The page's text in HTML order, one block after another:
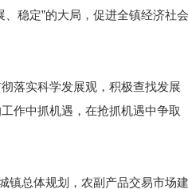
稳定”的大局，促进全镇经济社会
落实科学发展观，积极查找发展
作中抓机遇，在抢抓机遇中争取
镇总体规划，农副产品交易市场建